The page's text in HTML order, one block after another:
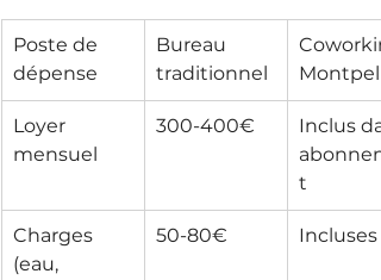
Poste de
dépense
Bureau
traditionnel
Loyer
mensuel
300-400€
Inclus
t
Charges
(eau,
50-80€ Incluses